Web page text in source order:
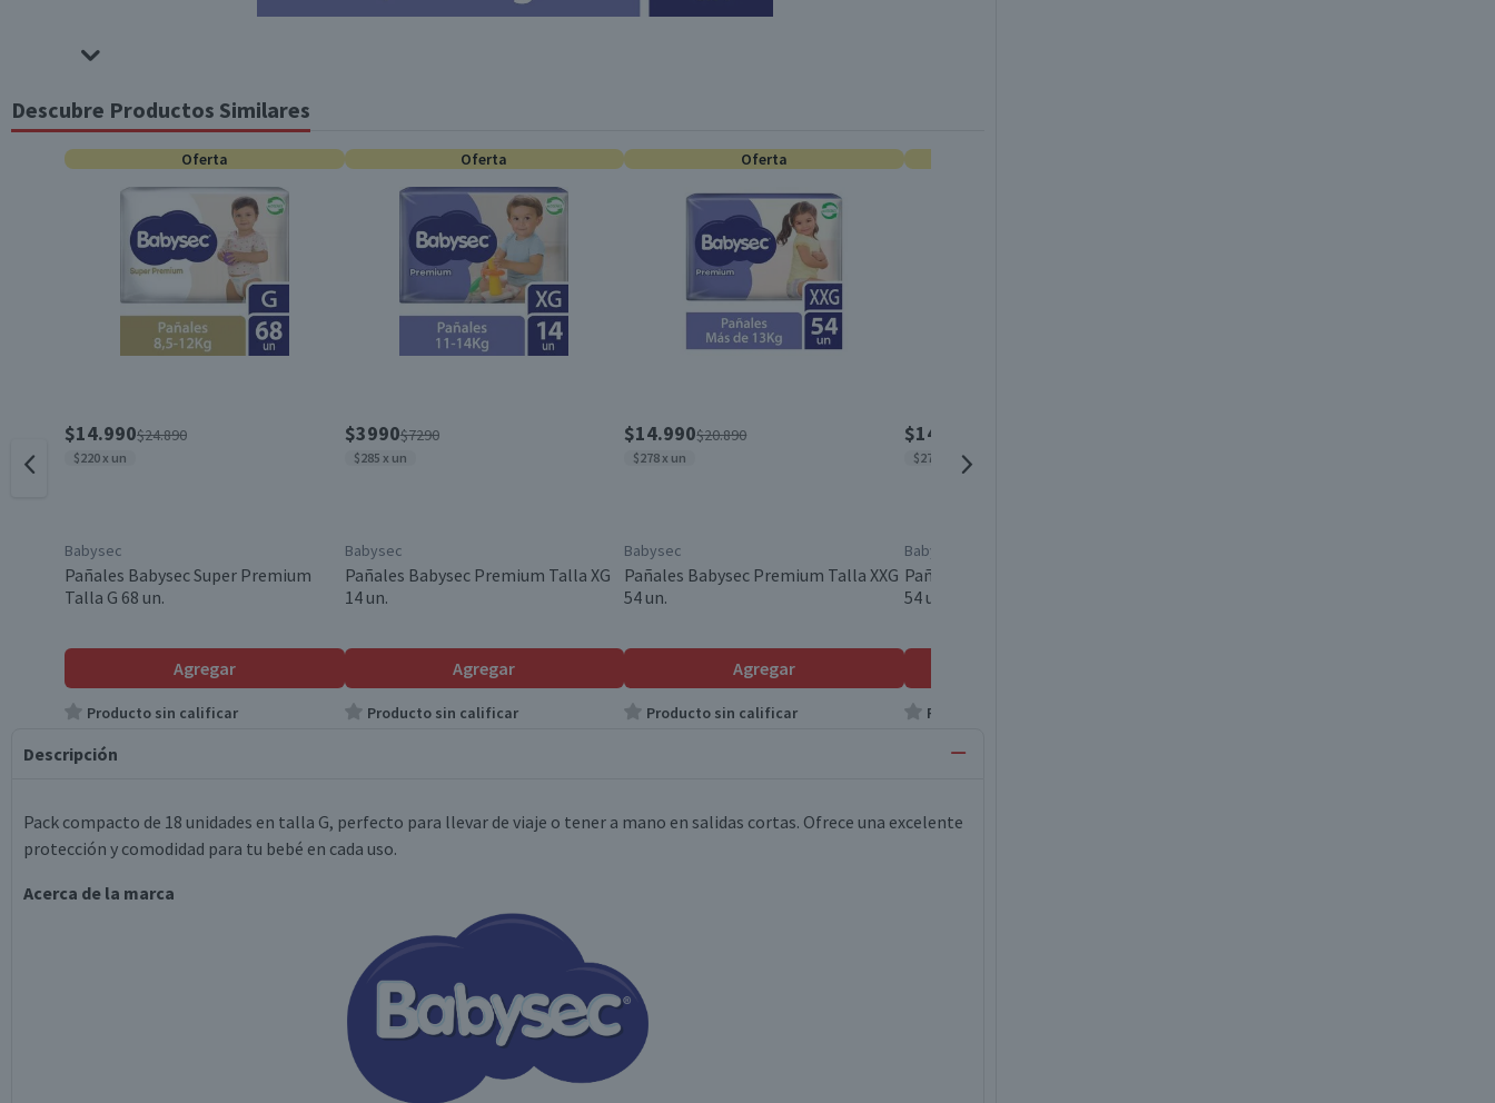
Descubre Productos Similares
Oferta
$14.990$24.890
$220 x un
Babysec
Pañales Babysec Super Premium
Talla G 68 un.
Agregar
Producto sin calificar
Oferta
$3990$7290
$285 x un
Babysec
Pañales Babysec Premium Talla XG
14 un.
Agregar
Producto sin calificar
Oferta
$14.990$20.890
$278 x un
Babysec
Pañales Babysec Premium Talla XXG
54 un.
Agregar
Producto sin calificar
$14.990
$278 x un
Babysec
Pañales Babysec Premium Talla XG
54 un.
Producto sin calificar
Descripción
Pack compacto de 18 unidades en talla G, perfecto para llevar de viaje o tener a mano en salidas cortas. Ofrece una excelente
protección y comodidad para tu bebé en cada uso.
Acerca de la marca